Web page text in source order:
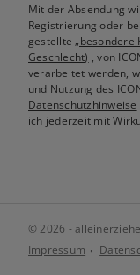
Mit der Absendung
Registrierung oder
gestellte„besondere
Geschlecht) , von
verarbeitet werden,
und Nutzung des
Datenschutzhinweise
ich jederzeit mit
© 2026 -
Impressum